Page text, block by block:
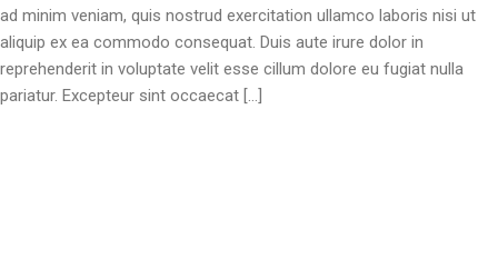
ad minim veniam, quis nostrud exercitation ullamco laboris nisi ut
aliquip ex ea commodo consequat. Duis aute irure dolor in
reprehenderit in voluptate velit esse cillum dolore eu fugiat nulla
pariatur. Excepteur sint occaecat […]